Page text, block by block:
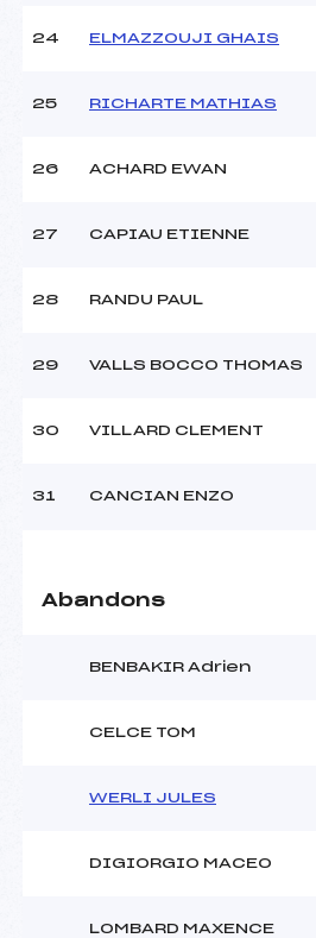
24 ELMAZZOUJI GHAIS
25 RICHARTE MATHIAS
26 ACHARD EWAN
27 CAPIAU ETIENNE
28 RANDU PAUL
29 VALLS BOCCO THOMAS
30 VILLARD CLEMENT
31 CANCIAN ENZO
Abandons
BENBAKIR Adrien
CELCE TOM
WERLI JULES
DIGIORGIO MACEO
LOMBARD MAXENCE